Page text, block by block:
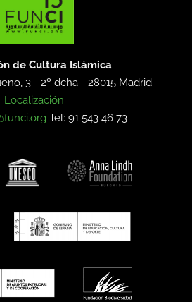
de Cultura Islámica
3 - 2º dcha -28015 Madrid
Localización
Tel: 91 543 46 73